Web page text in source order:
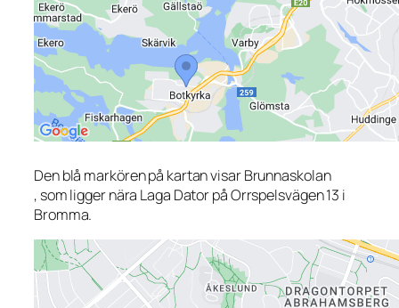
Den blå markören på kartan visar Brunnaskolan
, som ligger nära Laga Dator på Orrspelsvägen 13 i
Bromma.